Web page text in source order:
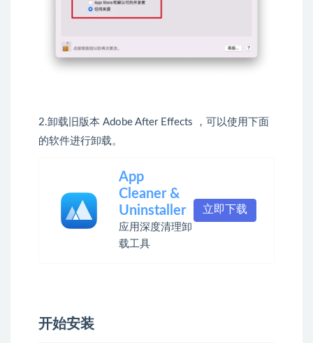
2.卸载旧版本 Adobe After Effects ，可以使用下面
的软件进行卸载。
App
Cleaner &
Uninstaller
应用深度清理卸
载工具
立即下载
开始安装